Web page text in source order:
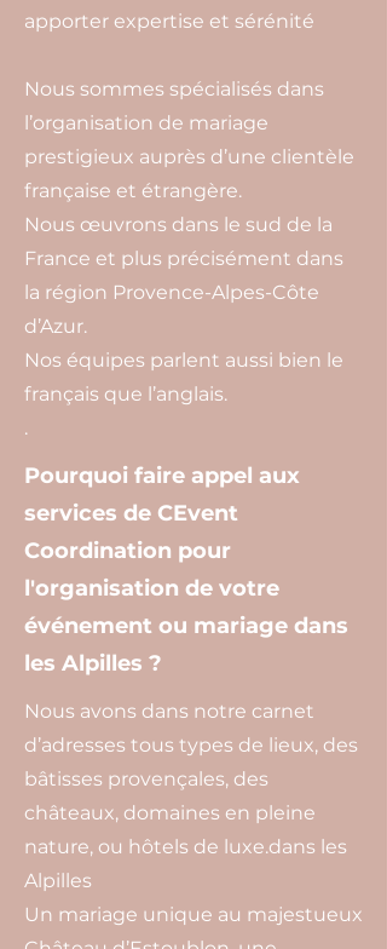
apporter expertise et sérénité
Nous sommes spécialisés dans
l’organisation de mariage
prestigieux auprès d’une clientèle
française et étrangère.
Nous œuvrons dans le sud de la
France et plus précisément dans
la région Provence-Alpes-Côte
d’Azur.
Nos équipes parlent aussi bien le
français que l’anglais.
.
Pourquoi faire appel aux
services de CEvent
Coordination pour
l'organisation de votre
événement ou mariage dans
les Alpilles ?
Nous avons dans notre carnet
d’adresses tous types de lieux, des
bâtisses provençales, des
châteaux, domaines en pleine
nature, ou hôtels de luxe.dans les
Alpilles
Un mariage unique au majestueux